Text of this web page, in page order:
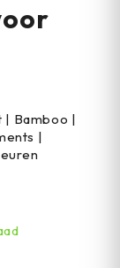
| Bamboo |
|